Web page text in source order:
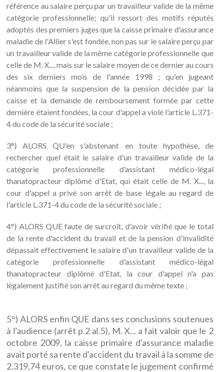
référence au salaire perçu par un travailleur valide de la même
catégorie professionnelle; qu'il ressort des motifs réputés
adoptés des premiers juges que la caisse primaire d'assurance
maladie de l'Allier s'est fondée, non pas sur le salaire perçu par
un travailleur valide de la même catégorie professionnelle que
celle de M. X..., mais sur le salaire moyen de ce dernier au cours
des six derniers mois de l'année 1998 ; qu'en jugeant
néanmoins que la suspension de la pension décidée par la
caisse et la demande de remboursement formée par cette
dernière étaient fondées, la cour d'appel a violé l'article L.371-
4 du code de la sécurité sociale ;
3°) ALORS QU'en s'abstenant en toute hypothèse, de
rechercher quel était le salaire d'un travailleur valide de la
catégorie professionnelle d'assistant médico-légal
thanatopracteur diplômé d'Etat, qui était celle de M. X..., la
cour d'appel a privé son arrêt de base légale au regard de
l'article L.371-4 du code de la sécurité sociale ;
4°) ALORS QUE faute de surcroît, d'avoir vérifié que le total
de la rente d'accident du travail et de la pension d'invalidité
dépassait effectivement le salaire d'un travailleur valide de la
catégorie professionnelle d'assistant médico-légal
thanatopracteur diplômé d'Etat, la cour d'appel n'a pas
légalement justifié son arrêt au regard du même texte ;
5°) ALORS enfin QUE dans ses conclusions soutenues
à l'audience (arrêt p.2 al.5), M. X... a fait valoir que le 2
octobre 2009, la caisse primaire d'assurance maladie
avait porté sa rente d'accident du travail à la somme de
2.319,74 euros, ce que constate le jugement confirmé